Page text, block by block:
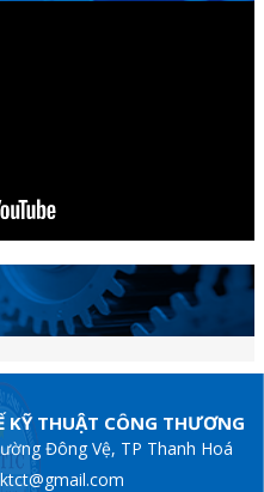
KỸ THUẬT CÔNG THƯƠNG
Đông Vệ, TP Thanh Hoá
betwoon giriş